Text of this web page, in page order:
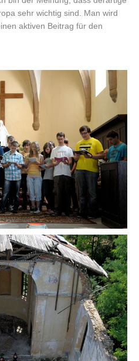
sehr wichtig sind. Man wird
aktiven Beitrag für den